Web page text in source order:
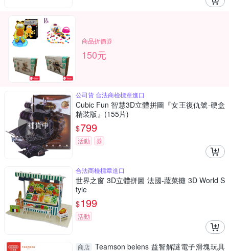
商品折價券
150元
補貨中
公司貨 合法商檢標章進口
Cubic Fun 智慧3D立體拼圖『女王復仇號-硬盒
精裝版』(155片)
$799
活動 券
合法商檢標章進口
世界之窗 3D立體拼圖 法國-蔬菜攤 3D World S
tyle
$199
活動
商店 Teamson beiens 益智解謎電子滑塊玩具